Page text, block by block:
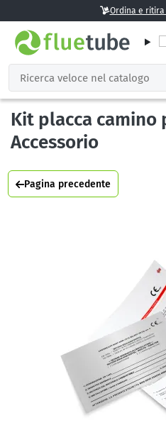
Ordina e ritira
Kit placca camino
Accessorio
Pagina precedente